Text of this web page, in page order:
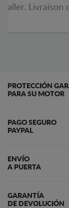
aller. Livraison
PROTECCIÓN
PARA SU MOTOR
PAGO SEGURO
PAYPAL
ENVÍO
A PUERTA
GARANTÍA
DE DEVOLUCIÓN